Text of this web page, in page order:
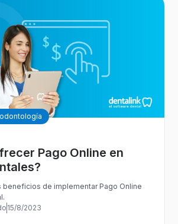
Pago Online en
de implementar Pago Online
15/8/2023